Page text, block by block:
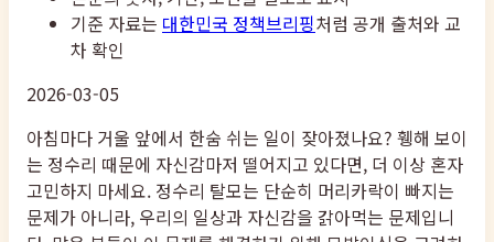
기준 자료는 대한민국 정책브리핑처럼 공개 출처와 교
차 확인
2026-03-05
아침마다 거울 앞에서 한숨 쉬는 일이 잦아졌나요? 휑해 보이
는 정수리 때문에 자신감마저 떨어지고 있다면, 더 이상 혼자
고민하지 마세요. 정수리 탈모는 단순히 머리카락이 빠지는
문제가 아니라, 우리의 일상과 자신감을 갉아먹는 문제입니